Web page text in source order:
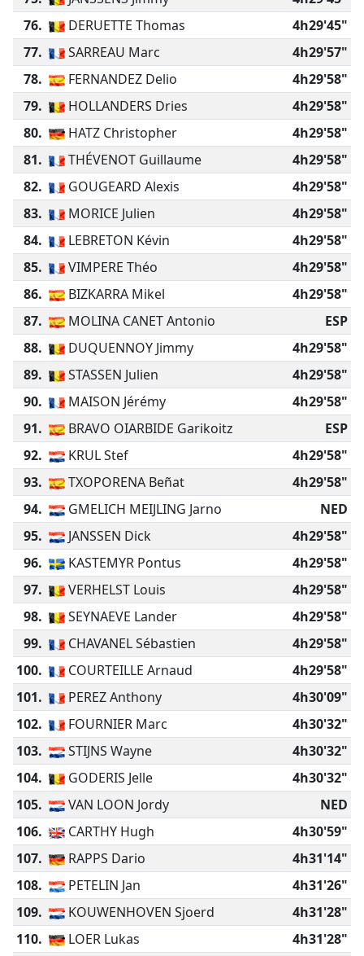
76.
DERUETTE Thomas
4h29'45"
77.
SARREAU Marc
4h29'57"
78.
FERNANDEZ Delio
4h29'58"
79.
HOLLANDERS Dries
4h29'58"
80.
HATZ Christopher
4h29'58"
81.
THÉVENOT Guillaume
4h29'58"
82.
GOUGEARD Alexis
4h29'58"
83.
MORICE Julien
4h29'58"
84.
LEBRETON Kévin
4h29'58"
85.
VIMPERE Théo
4h29'58"
86.
BIZKARRA Mikel
4h29'58"
87.
MOLINA CANET Antonio
ESP
88.
DUQUENNOY Jimmy
4h29'58"
89.
STASSEN Julien
4h29'58"
90.
MAISON Jérémy
4h29'58"
91.
BRAVO OIARBIDE Garikoitz
ESP
92.
KRUL Stef
4h29'58"
93.
TXOPORENA Beñat
4h29'58"
94.
GMELICH MEIJLING Jarno
NED
95.
JANSSEN Dick
4h29'58"
96.
KASTEMYR Pontus
4h29'58"
97.
VERHELST Louis
4h29'58"
98.
SEYNAEVE Lander
4h29'58"
99.
CHAVANEL Sébastien
4h29'58"
100.
COURTEILLE Arnaud
4h29'58"
101.
PEREZ Anthony
4h30'09"
102.
FOURNIER Marc
4h30'32"
103.
STIJNS Wayne
4h30'32"
104.
GODERIS Jelle
4h30'32"
105.
VAN LOON Jordy
NED
106.
CARTHY Hugh
4h30'59"
107.
RAPPS Dario
4h31'14"
108.
PETELIN Jan
4h31'26"
109.
KOUWENHOVEN Sjoerd
4h31'28"
110.
LOER Lukas
4h31'28"